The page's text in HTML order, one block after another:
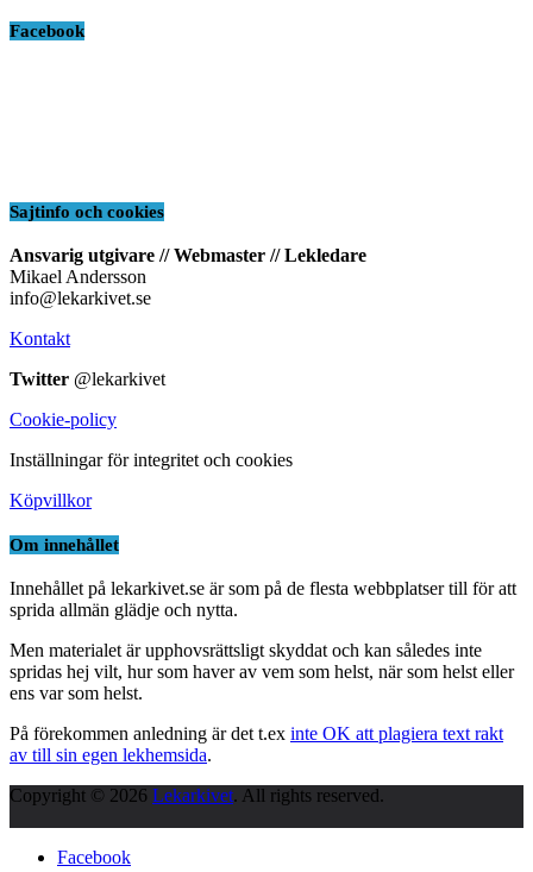
Facebook
Sajtinfo och cookies
Ansvarig utgivare // Webmaster // Lekledare
Mikael Andersson
info@lekarkivet.se
Kontakt
Twitter @lekarkivet
Cookie-policy
Inställningar för integritet och cookies
Köpvillkor
Om innehållet
Innehållet på lekarkivet.se är som på de flesta webbplatser till för att
sprida allmän glädje och nytta.
Men materialet är upphovsrättsligt skyddat och kan således inte
spridas hej vilt, hur som haver av vem som helst, när som helst eller
ens var som helst.
På förekommen anledning är det t.ex inte OK att plagiera text rakt
av till sin egen lekhemsida.
Copyright © 2026 Lekarkivet. All rights reserved.
Facebook